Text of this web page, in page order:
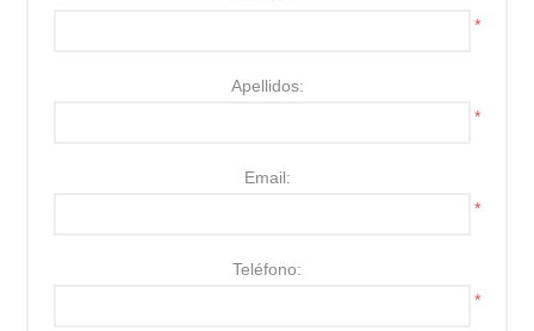
*
Apellidos:
*
Email:
*
Teléfono:
*